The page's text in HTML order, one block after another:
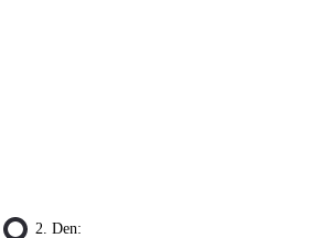
2. Den: